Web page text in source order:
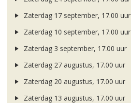
Zaterdag 17 september, 17.00 uur
Zaterdag 10 september, 17.00 uur
Zaterdag 3 september, 17.00 uur
Zaterdag 27 augustus, 17.00 uur
Zaterdag 20 augustus, 17.00 uur
Zaterdag 13 augustus, 17.00 uur